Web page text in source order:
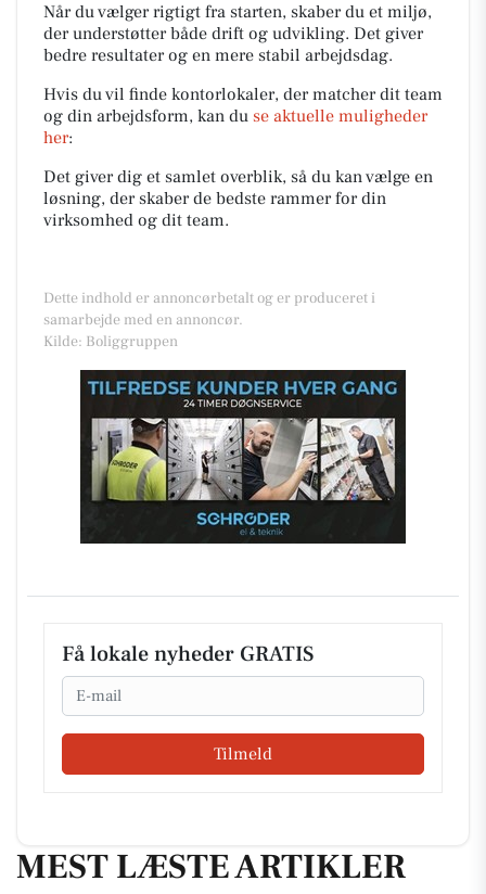
Når du vælger rigtigt fra starten, skaber du et miljø,
der understøtter både drift og udvikling. Det giver
bedre resultater og en mere stabil arbejdsdag.
Hvis du vil finde kontorlokaler, der matcher dit team
og din arbejdsform, kan du se aktuelle muligheder
her:
Det giver dig et samlet overblik, så du kan vælge en
løsning, der skaber de bedste rammer for din
virksomhed og dit team.
Dette indhold er annoncørbetalt og er produceret i
samarbejde med en annoncør.
Kilde: Boliggruppen
Få lokale nyheder GRATIS
Email
Tilmeld
MEST LÆSTE ARTIKLER